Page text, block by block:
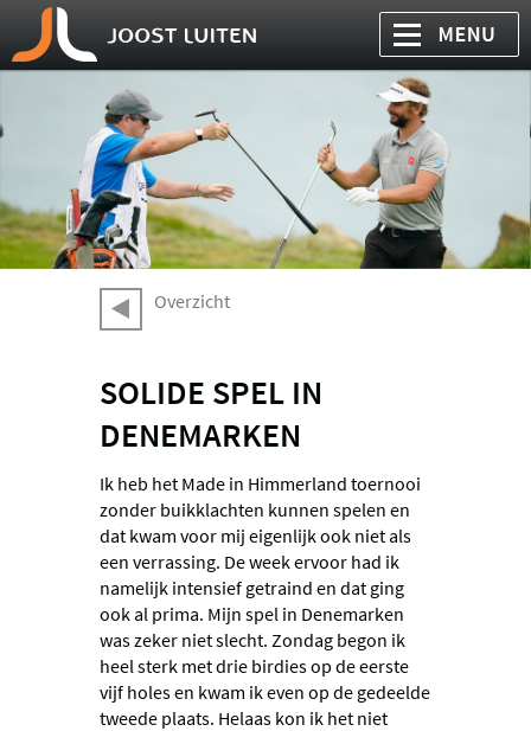
Overzicht
SOLIDE SPEL IN
DENEMARKEN
Ik heb het Made in Himmerland toernooi
zonder buikklachten kunnen spelen en
dat kwam voor mij eigenlijk ook niet als
een verrassing. De week ervoor had ik
namelijk intensief getraind en dat ging
ook al prima. Mijn spel in Denemarken
was zeker niet slecht. Zondag begon ik
heel sterk met drie birdies op de eerste
vijf holes en kwam ik even op de gedeelde
tweede plaats. Helaas kon ik het niet